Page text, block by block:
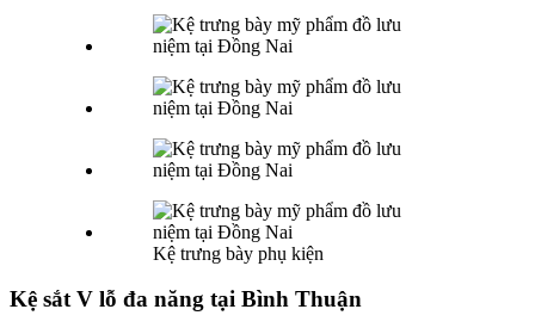
Kệ trưng bày phụ kiện
Kệ sắt V lỗ đa năng tại Bình Thuận